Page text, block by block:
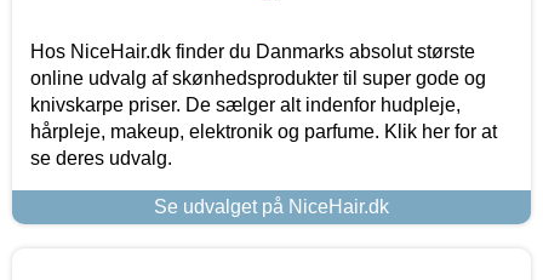
Hos NiceHair.dk finder du Danmarks absolut største
online udvalg af skønhedsprodukter til super gode og
knivskarpe priser. De sælger alt indenfor hudpleje,
hårpleje, makeup, elektronik og parfume. Klik her for at
se deres udvalg.
Se udvalget på NiceHair.dk